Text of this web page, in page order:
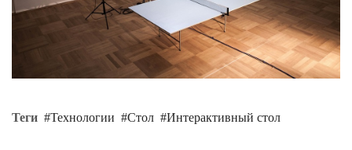
Теги Технологии Стол Интерактивный стол